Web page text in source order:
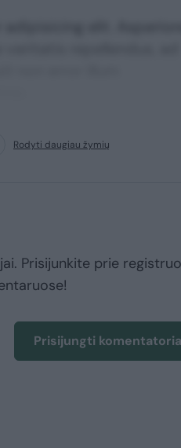
Rodyti daugiau žymių
Prisijunkite prie
Prisijungti